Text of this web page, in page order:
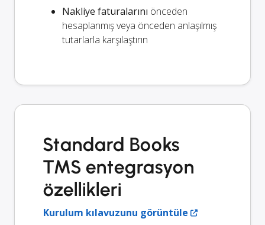
Nakliye faturalarını önceden
hesaplanmış veya önceden anlaşılmış
tutarlarla karşılaştırın
Standard Books
TMS entegrasyon
özellikleri
Kurulum kılavuzunu görüntüle